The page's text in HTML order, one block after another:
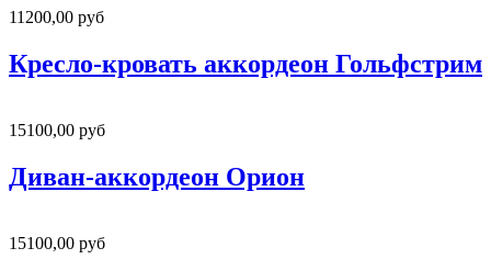
11200,00 руб
Кресло-кровать аккордеон Гольфстрим
15100,00 руб
Диван-аккордеон Орион
15100,00 руб